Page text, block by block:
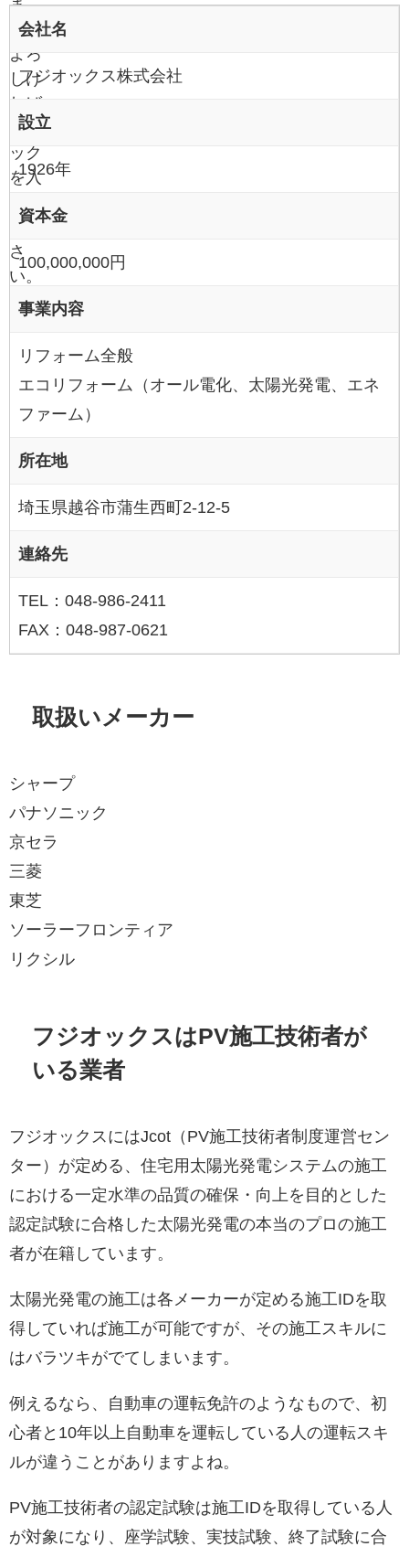
ま
す。
よろ
しけ
れば
チェ
ック
を入
くだ
さ
い。
会社名
フジオックス株式会社
設立
1926年
資本金
100,000,000円
事業内容
リフォーム全般
エコリフォーム（オール電化、太陽光発電、エネ
ファーム）
所在地
埼玉県越谷市蒲生西町2-12-5
連絡先
TEL：048-986-2411
FAX：048-987-0621
取扱いメーカー
シャープ
パナソニック
京セラ
三菱
東芝
ソーラーフロンティア
リクシル
フジオックスはPV施工技術者が
いる業者
フジオックスにはJcot（PV施工技術者制度運営セン
ター）が定める、住宅用太陽光発電システムの施工
における一定水準の品質の確保・向上を目的とした
認定試験に合格した太陽光発電の本当のプロの施工
者が在籍しています。
太陽光発電の施工は各メーカーが定める施工IDを取
得していれば施工が可能ですが、その施工スキルに
はバラツキがでてしまいます。
例えるなら、自動車の運転免許のようなもので、初
心者と10年以上自動車を運転している人の運転スキ
ルが違うことがありますよね。
PV施工技術者の認定試験は施工IDを取得している人
が対象になり、座学試験、実技試験、終了試験に合